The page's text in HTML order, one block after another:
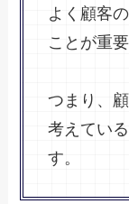
よく顧客
ことが重要
つまり、
考えてい
す。